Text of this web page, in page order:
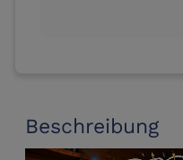
Beschreibung